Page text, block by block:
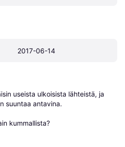
2017-06-14
useista ulkoisista lähteistä, ja
suuntaa antavina.
kummallista?